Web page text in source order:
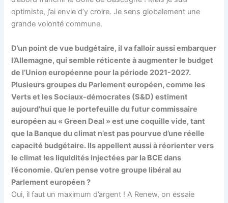
optimiste, j’ai envie d’y croire. Je sens globalement une
grande volonté commune.
D’un point de vue budgétaire, il va falloir aussi embarquer
l’Allemagne, qui semble réticente à augmenter le budget
de l’Union européenne pour la période 2021-2027.
Plusieurs groupes du Parlement européen, comme les
Verts et les Sociaux-démocrates (S&D) estiment
aujourd’hui que le portefeuille du futur commissaire
européen au « Green Deal » est une coquille vide, tant
que la Banque du climat n’est pas pourvue d’une réelle
capacité budgétaire. Ils appellent aussi à réorienter vers
le climat les liquidités injectées par la BCE dans
l’économie. Qu’en pense votre groupe libéral au
Parlement européen ?
Oui, il faut un maximum d’argent ! A Renew, on essaie